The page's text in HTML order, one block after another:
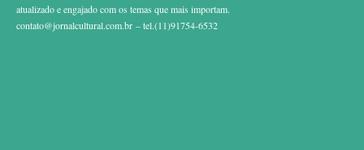
atualizado e engajado com os temas que mais importam.
contato@jornalcultural.com.br – tel.(11)91754-6532